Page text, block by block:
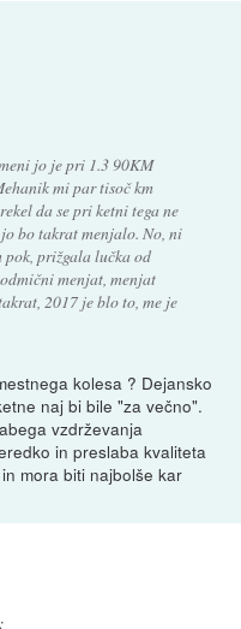
jo je pri 1.3 90KM
mi par tisoč km
da se pri ketni tega ne
bo takrat menjalo. No, ni
pok, prižgala lučka od
menjat, menjat
2017 je blo to, me je
kolesa ? Dejansko
naj bi bile "za večno".
vzdrževanja
in preslaba kvaliteta
mora biti najbolše kar
: